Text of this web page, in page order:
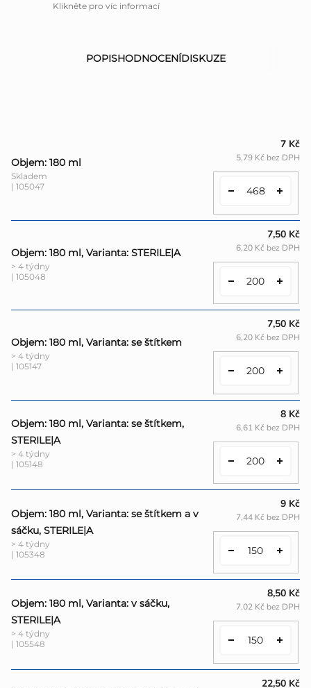
Klikněte pro víc informací
POPISHODNOCENÍDISKUZE
Objem: 180 ml
Skladem
| 105047
7 Kč
5,79 Kč bez DPH
Objem: 180 ml, Varianta: STERILE|A
> 4 týdny
| 105048
7,50 Kč
6,20 Kč bez DPH
Objem: 180 ml, Varianta: se štítkem
> 4 týdny
| 105147
7,50 Kč
6,20 Kč bez DPH
Objem: 180 ml, Varianta: se štítkem,
STERILE|A
> 4 týdny
| 105148
8 Kč
6,61 Kč bez DPH
Objem: 180 ml, Varianta: se štítkem a v
sáčku, STERILE|A
> 4 týdny
| 105348
9 Kč
7,44 Kč bez DPH
Objem: 180 ml, Varianta: v sáčku,
STERILE|A
> 4 týdny
| 105548
8,50 Kč
7,02 Kč bez DPH
22,50 Kč